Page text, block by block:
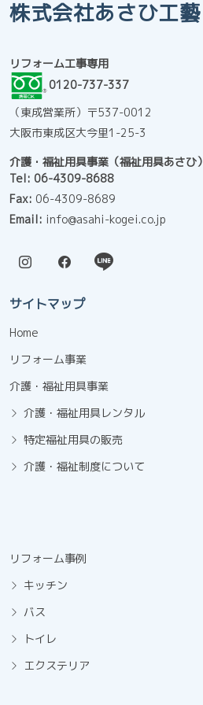
株式会社あさひ工藝
リフォーム工事専用
0120-737-337
（東成営業所）〒537-0012
大阪市東成区大今里1-25-3
介護・福祉用具事業（福祉用具あさひ）
Tel: 06-4309-8688
Fax: 06-4309-8689
Email: info@asahi-kogei.co.jp
サイトマップ
Home
リフォーム事業
介護・福祉用具事業
介護・福祉用具レンタル
特定福祉用具の販売
介護・福祉制度について
リフォーム事例
キッチン
バス
トイレ
エクステリア